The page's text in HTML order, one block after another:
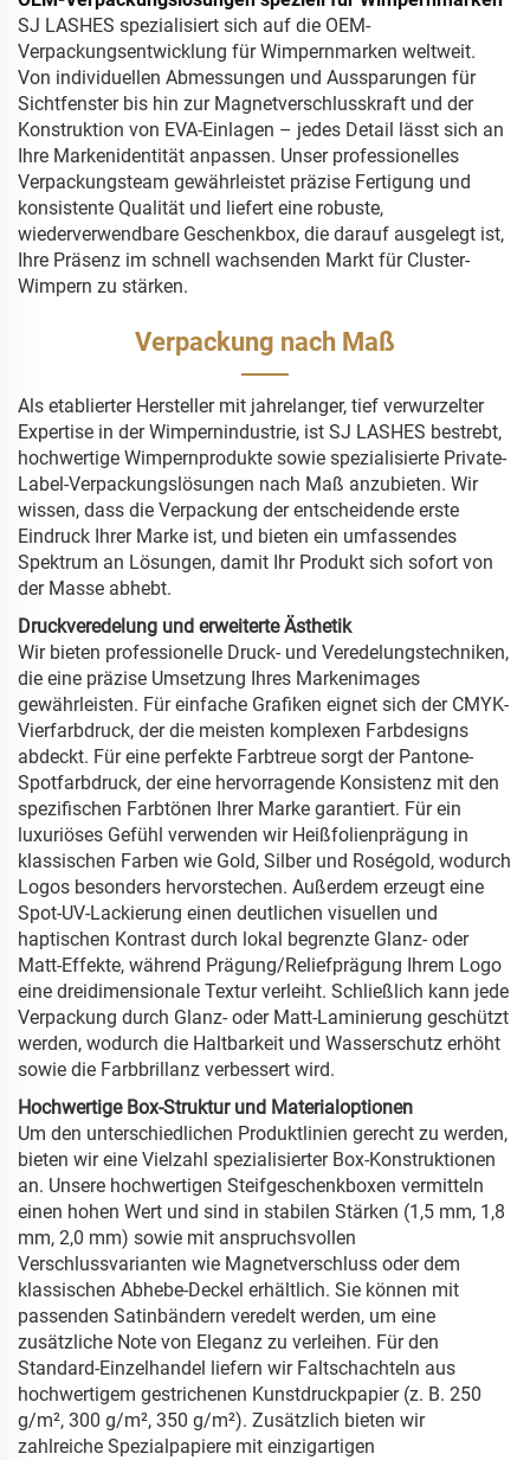
SJ LASHES spezialisiert sich auf die OEM-
Verpackungsentwicklung für Wimpernmarken weltweit.
Von individuellen Abmessungen und Aussparungen für
Sichtfenster bis hin zur Magnetverschlusskraft und der
Konstruktion von EVA-Einlagen – jedes Detail lässt sich an
Ihre Markenidentität anpassen. Unser professionelles
Verpackungsteam gewährleistet präzise Fertigung und
konsistente Qualität und liefert eine robuste,
wiederverwendbare Geschenkbox, die darauf ausgelegt ist,
Ihre Präsenz im schnell wachsenden Markt für Cluster-
Wimpern zu stärken.
Verpackung nach Maß
Als etablierter Hersteller mit jahrelanger, tief verwurzelter
Expertise in der Wimpernindustrie, ist SJ LASHES bestrebt,
hochwertige Wimpernprodukte sowie spezialisierte Private-
Label-Verpackungslösungen nach Maß anzubieten. Wir
wissen, dass die Verpackung der entscheidende erste
Eindruck Ihrer Marke ist, und bieten ein umfassendes
Spektrum an Lösungen, damit Ihr Produkt sich sofort von
der Masse abhebt.
Druckveredelung und erweiterte Ästhetik
Wir bieten professionelle Druck- und Veredelungstechniken,
die eine präzise Umsetzung Ihres Markenimages
gewährleisten. Für einfache Grafiken eignet sich der CMYK-
Vierfarbdruck, der die meisten komplexen Farbdesigns
abdeckt. Für eine perfekte Farbtreue sorgt der Pantone-
Spotfarbdruck, der eine hervorragende Konsistenz mit den
spezifischen Farbtönen Ihrer Marke garantiert. Für ein
luxuriöses Gefühl verwenden wir Heißfolienprägung in
klassischen Farben wie Gold, Silber und Roségold, wodurch
Logos besonders hervorstechen. Außerdem erzeugt eine
Spot-UV-Lackierung einen deutlichen visuellen und
haptischen Kontrast durch lokal begrenzte Glanz- oder
Matt-Effekte, während Prägung/Reliefprägung Ihrem Logo
eine dreidimensionale Textur verleiht. Schließlich kann jede
Verpackung durch Glanz- oder Matt-Laminierung geschützt
werden, wodurch die Haltbarkeit und Wasserschutz erhöht
sowie die Farbbrillanz verbessert wird.
Hochwertige Box-Struktur und Materialoptionen
Um den unterschiedlichen Produktlinien gerecht zu werden,
bieten wir eine Vielzahl spezialisierter Box-Konstruktionen
an. Unsere hochwertigen Steifgeschenkboxen vermitteln
einen hohen Wert und sind in stabilen Stärken (1,5 mm, 1,8
mm, 2,0 mm) sowie mit anspruchsvollen
Verschlussvarianten wie Magnetverschluss oder dem
klassischen Abhebe-Deckel erhältlich. Sie können mit
passenden Satinbändern veredelt werden, um eine
zusätzliche Note von Eleganz zu verleihen. Für den
Standard-Einzelhandel liefern wir Faltschachteln aus
hochwertigem gestrichenen Kunstdruckpapier (z. B. 250
g/m², 300 g/m², 350 g/m²). Zusätzlich bieten wir
zahlreiche Spezialpapiere mit einzigartigen